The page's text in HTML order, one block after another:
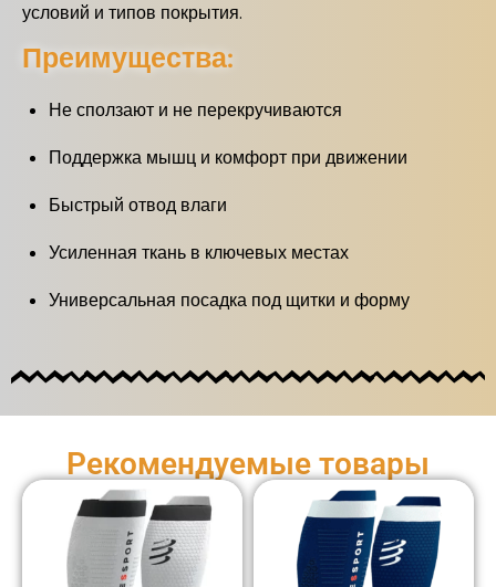
условий и типов покрытия.
Преимущества:
Не сползают и не перекручиваются
Поддержка мышц и комфорт при движении
Быстрый отвод влаги
Усиленная ткань в ключевых местах
Универсальная посадка под щитки и форму
Рекомендуемые товары